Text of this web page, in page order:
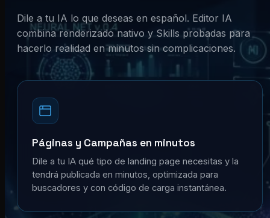
Dile a tu IA lo que deseas en español. Editor IA
combina renderizado nativo y Skills probadas para
hacerlo realidad en minutos sin complicaciones.
Páginas y Campañas en minutos
Dile a tu IA qué tipo de landing page necesitas y la
tendrá publicada en minutos, optimizada para
buscadores y con código de carga instantánea.